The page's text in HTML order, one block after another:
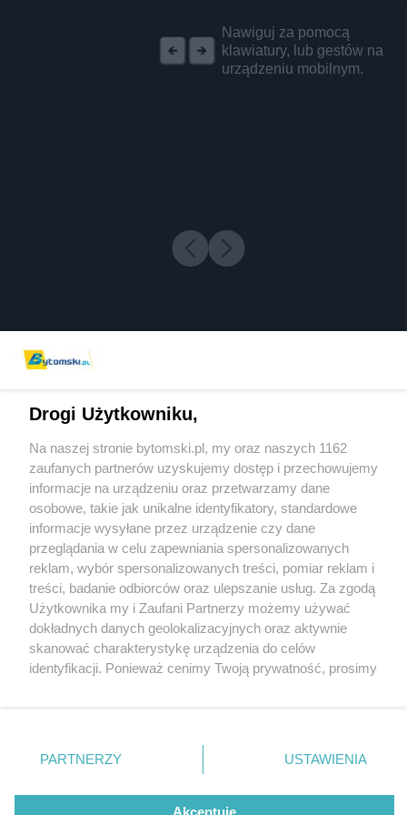
Nawiguj za pomocą
klawiatury, lub gestów na
urządzeniu mobilnym.
4 / 0
Wydawca mediów lokalnych
Nie zapomnij
zapoznać się z:
polityką prywatności regulamin korzystania z portali
Twojemiasto
Piekary Śląskie
Chorzów
Tarnowskie Góry
Gliwice
Skontakuj sięz nami
Kontakt
Wydawca
Pogoda
Drogi Użytkowniku,
Na naszej stronie bytomski.pl, my oraz naszych 1162
zaufanych partnerów uzyskujemy dostęp i przechowujemy
informacje na urządzeniu oraz przetwarzamy dane
osobowe, takie jak unikalne identyfikatory, standardowe
informacje wysyłane przez urządzenie czy dane
przeglądania w celu zapewniania spersonalizowanych
reklam, wybór spersonalizowanych treści, pomiar reklam i
treści, badanie odbiorców oraz ulepszanie usług. Za zgodą
Użytkownika my i Zaufani Partnerzy możemy używać
dokładnych danych geolokalizacyjnych oraz aktywnie
skanować charakterystykę urządzenia do celów
identyfikacji. Ponieważ cenimy Twoją prywatność, prosimy
prywatności znajdujący się w lewym dolnym rogu strony
. Niektóre rodzaje przetwarzania danych nie wymagają
zgody użytkownika, ale masz prawo sprzeciwić się
takiemu przetwarzaniu. Preferencje będą miały
PARTNERZY USTAWIENIA
Akceptuję